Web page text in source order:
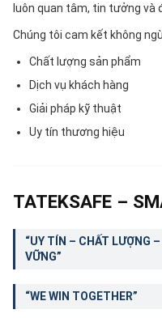
luôn quan tâm, tin tưởng và
Chúng tôi cam kết không
Chất lượng sản phẩm
Dịch vụ khách hàng
Giải pháp kỹ thuật
Uy tín thương hiệu
TATEKSAFE –
“UY TÍN – CHẤT LƯỢNG
VỮNG”
“WE WIN TOGETHER”